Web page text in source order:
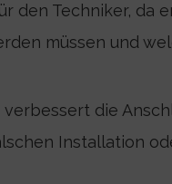
den Techniker, da
müssen und
verbessert die
Installation